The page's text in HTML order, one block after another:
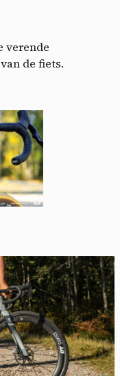
verende
de fiets.
you accept their
necessary for